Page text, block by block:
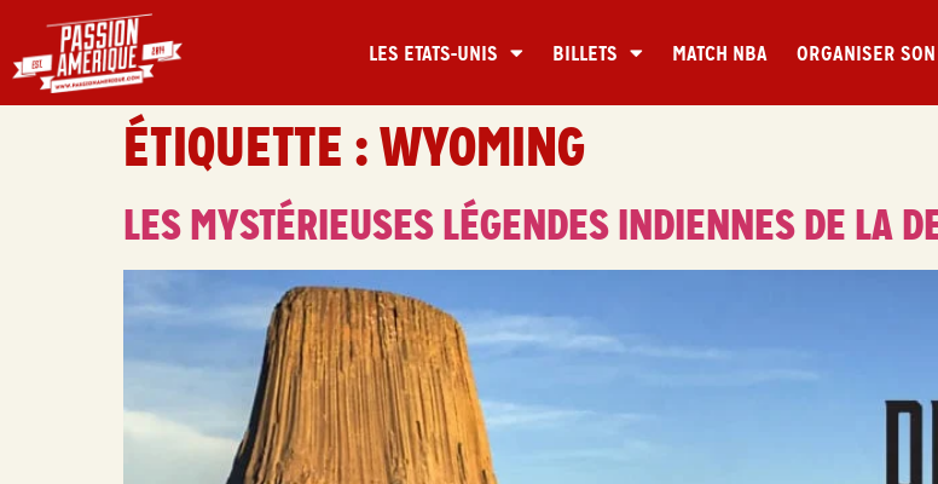
LES ETATS-UNIS BILLETS MATCH NBA ORGANISER
ÉTIQUETTE :WYOMING
LES MYSTÉRIEUSES LÉGENDES INDIENNES DE LA